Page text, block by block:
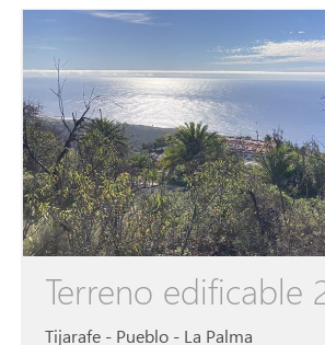
Terreno edificable
Tijarafe - Pueblo - La Palma